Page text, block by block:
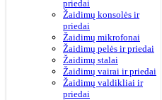
priedai
Žaidimų konsolės ir
priedai
Žaidimų mikrofonai
Žaidimų pelės ir priedai
Žaidimų stalai
Žaidimų vairai ir priedai
Žaidimų valdikliai ir
priedai